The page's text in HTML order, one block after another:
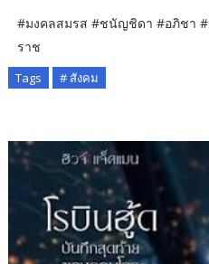
#มงคลสมรส #ชนัญชิดา #อภิชา #
ราช
Tags # สังคม